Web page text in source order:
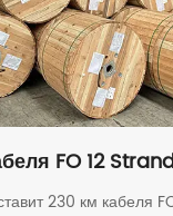
FO 12
230 км кабеля